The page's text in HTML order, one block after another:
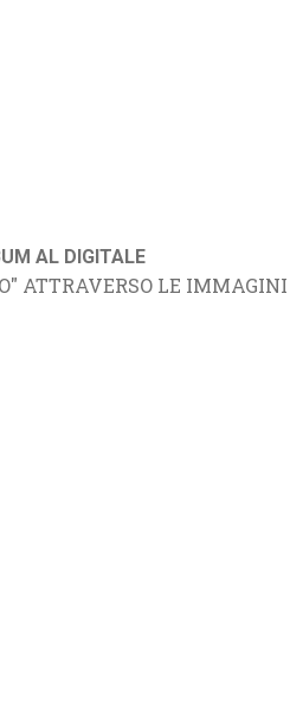
AL DIGITALE
ATTRAVERSO LE IMMAGINI